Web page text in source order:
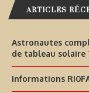
ARTICLES
Astronautes
de tableau solaire
Informations